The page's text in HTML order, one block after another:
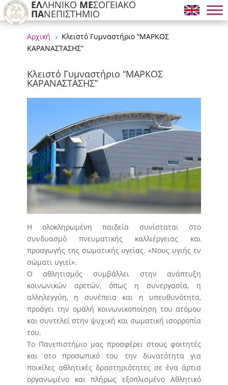
ΕΛΛΗΝΙΚΟ ΜΕΣΟΓΕΙΑΚΟ
ΠΑΝΕΠΙΣΤΗΜΙΟ
Αρχική 5
Κλειστό Γυμναστήριο “ΜΑΡΚΟΣ
ΚΑΡΑΝΑΣΤΑΣΗΣ”
Κλειστό Γυμναστήριο “ΜΑΡΚΟΣ
ΚΑΡΑΝΑΣΤΑΣΗΣ”
H ολοκληρωμένη παιδεία συνίσταται στο
συνδυασμό πνευματικής καλλιέργειας και
προαγωγής της σωματικής υγείας. «Νους υγιής εν
σώματι υγιεί».
Ο αθλητισμός συμβάλλει στην ανάπτυξη
κοινωνικών αρετών, όπως η συνεργασία, η
αλληλεγγύη, η συνέπεια και η υπευθυνότητα,
προάγει την ομαλή κοινωνικοποίηση του ατόμου
και συντελεί στην ψυχική και σωματική ισορροπία
του.
Το Πανεπιστήμιο μας προσφέρει στους φοιτητές
και στο προσωπικό του την δυνατότητα για
ποικίλες αθλητικές δραστηριότητες σε ένα άρτια
οργανωμένο και πλήρως εξοπλισμένο Αθλητικό